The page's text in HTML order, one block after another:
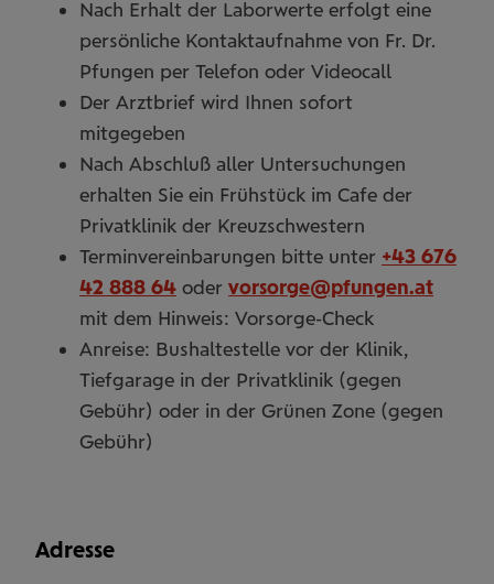
Nach Erhalt der Laborwerte erfolgt eine
persönliche Kontaktaufnahme von Fr. Dr.
Pfungen per Telefon oder Videocall
Der Arztbrief wird Ihnen sofort
mitgegeben
Nach Abschluß aller Untersuchungen
erhalten Sie ein Frühstück im Cafe der
Privatklinik der Kreuzschwestern
Terminvereinbarungen bitte unter +43 676
42 888 64 oder vorsorge@pfungen.at
mit dem Hinweis: Vorsorge-Check
Anreise: Bushaltestelle vor der Klinik,
Tiefgarage in der Privatklinik (gegen
Gebühr) oder in der Grünen Zone (gegen
Gebühr)
Adresse